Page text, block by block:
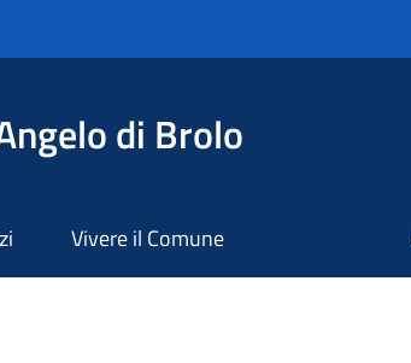
di Brolo
Vivere il Comune